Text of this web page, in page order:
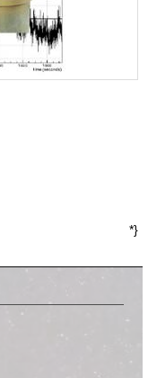
*}